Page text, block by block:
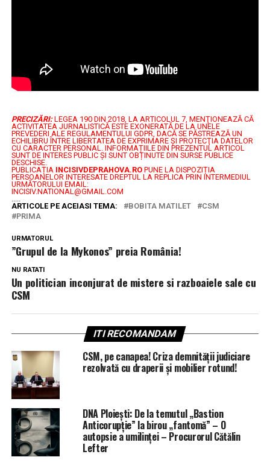
PRECIZĂRI: LEGEA 190 DIN 2018, LA ARTICOLUL 7, MENŢIONEAZĂ CĂ
ACTIVITATEA JURNALISTICĂ ESTE EXONERATĂ DE LA UNELE
PREVEDERI ALE REGULAMENTULUI GDPR, DACĂ SE PĂSTREAZĂ UN
ECHILIBRU ÎNTRE LIBERTATEA DE EXPRIMARE ŞI PROTECŢIA DATELOR
CU CARACTER PERSONAL. INFORMAȚIILE DIN PREZENTUL ARTICOL
SUNT DE INTERES PUBLIC ȘI SUNT OBȚINUTE DIN SURSE PUBLICE
DESCHISE.
PUBLICAȚIA INCISIVDEPRAHOVA.ROPUNE LA DISPOZIȚIA
PERSOANELOR INTERESATE DREPTUL LA REPLICA PRIN INTERMEDIUL
URMĂTORULUI EMAIL:
INCISIV.NATIONAL@GMAIL.COM
.....
ARTICOLE PE ACEIASI TEMA:
BOBITA MATILET
CSM
PRIMA
URMATORUL
”Grupul de la Mykonos” preia România!
NU RATATI
Un politician inconjurat de mistere si razboaiele sale cu
CSM
ITI RECOMANDAM
CSM, pe canapea! Criza demnității judiciare
rezolvată cu draperii și mobilier rotund!
DNA Ploiești: De la temutul „Bastion
Anticorupție” la birou „fantomă” – O
autopsie a umilinței – Procurorul Cătălin
Lefter